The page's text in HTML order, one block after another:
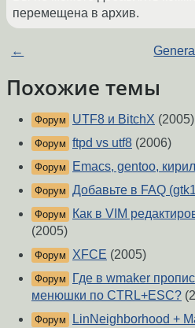
перемещена в архив.
← General
Похожие темы
Форум UTF8 и BitchX (2005)
Форум ftpd vs utf8 (2006)
Форум Emacs, gentoo,
Форум Добавьте в FAQ
Форум
Как в VIM
(2005)
Форум XFCE (2005)
Форум
Где в wmaker
менюшки по CTRL+ESC?
Форум
LinNeighborhood +